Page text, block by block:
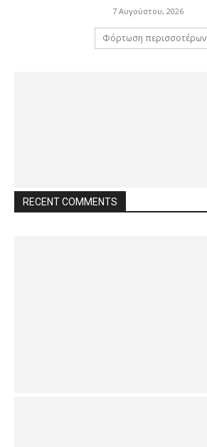
7 Αυγούστου, 2026
Φόρτωση περισσοτέρων
RECENT COMMENTS